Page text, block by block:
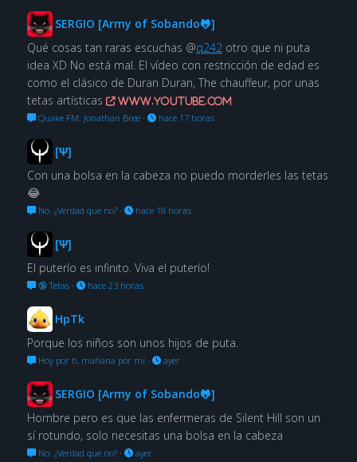
SERGIO [Army of Sobando🐸]
Qué cosas tan raras escuchas @q242 otro que ni puta
idea XD No está mal. El vídeo con restricción de edad es
como el clásico de Duran Duran, The chauffeur, por unas
tetas artísticas
www.youtube.com
Quake FM: Jonathan Bree· hace 17 horas
[Ψ]
Con una bolsa en la cabeza no puedo morderles las tetas
😂
No. ¿Verdad que no?· hace 18 horas
[Ψ]
El puterío es infinito. Viva el puterío!
🔞 Tetas· hace 23 horas
HpTk
Porque los niños son unos hijos de puta.
Hoy por ti, mañana por mí· ayer
SERGIO [Army of Sobando🐸]
Hombre pero es que las enfermeras de Silent Hill son un
sí rotundo, solo necesitas una bolsa en la cabeza
No. ¿Verdad que no?· ayer